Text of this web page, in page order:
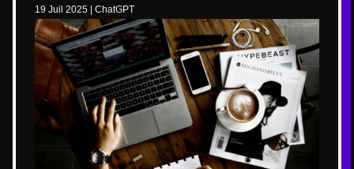
19 Juil 2025 ChatGPT